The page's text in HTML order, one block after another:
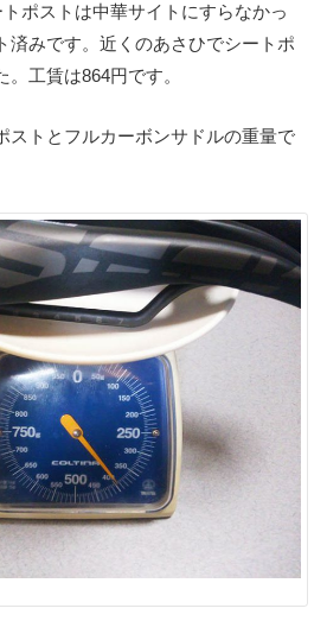
ポストは中華サイトにすらなかっ
済みです。近くのあさひでシートポ
工賃は864円です。
ストとフルカーボンサドルの重量で